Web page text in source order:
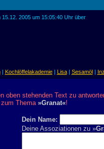
15.12. 2005 um 15:05:40 Uhr über
| Kochlöffelakademie| Lisa| Sesamöl|
oben stehenden Text zu
Thema »Granat«!
Dein Name:
Deine Assoziationen zu »